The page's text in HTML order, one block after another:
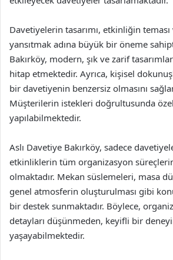
Davetiyelerin tasarımı, etkinliğin
yansıtmak adına büyük bir öneme
Bakırköy, modern, şık ve zarif
hitap etmektedir. Ayrıca, kişisel
bir davetiyenin benzersiz olmasını
Müşterilerin istekleri doğrultusunda
yapılabilmektedir.
Aslı Davetiye Bakırköy, sadece
etkinliklerin tüm organizasyon
olmaktadır. Mekan süslemeleri, masa
genel atmosferin oluşturulması gibi
bir destek sunmaktadır. Böylece,
detayları düşünmeden, keyifli bir
yaşayabilmektedir.